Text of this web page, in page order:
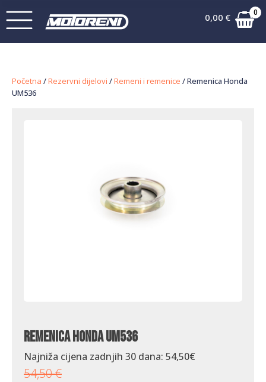
0,00 € 0
Početna /Rezervni dijelovi /Remeni i remenice / Remenica Honda
UM536
Remenica Honda UM536
Najniža cijena zadnjih 30 dana: 54,50€
54,50€